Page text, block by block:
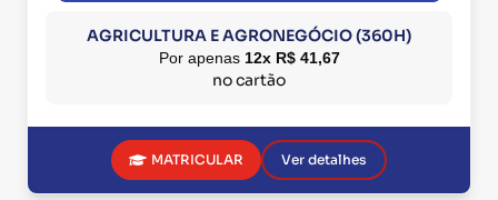
AGRICULTURA E AGRONEGÓCIO (360H)
Por apenas 12x R$ 41,67
no cartão
MATRICULAR Ver detalhes